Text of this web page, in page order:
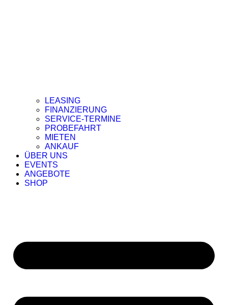
LEASING
FINANZIERUNG
SERVICE-TERMINE
PROBEFAHRT
MIETEN
ANKAUF
ÜBER UNS
EVENTS
ANGEBOTE
SHOP